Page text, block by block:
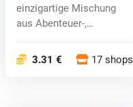
einzigartige Mischung
aus Abenteuer-,
3.31 € 17 shops